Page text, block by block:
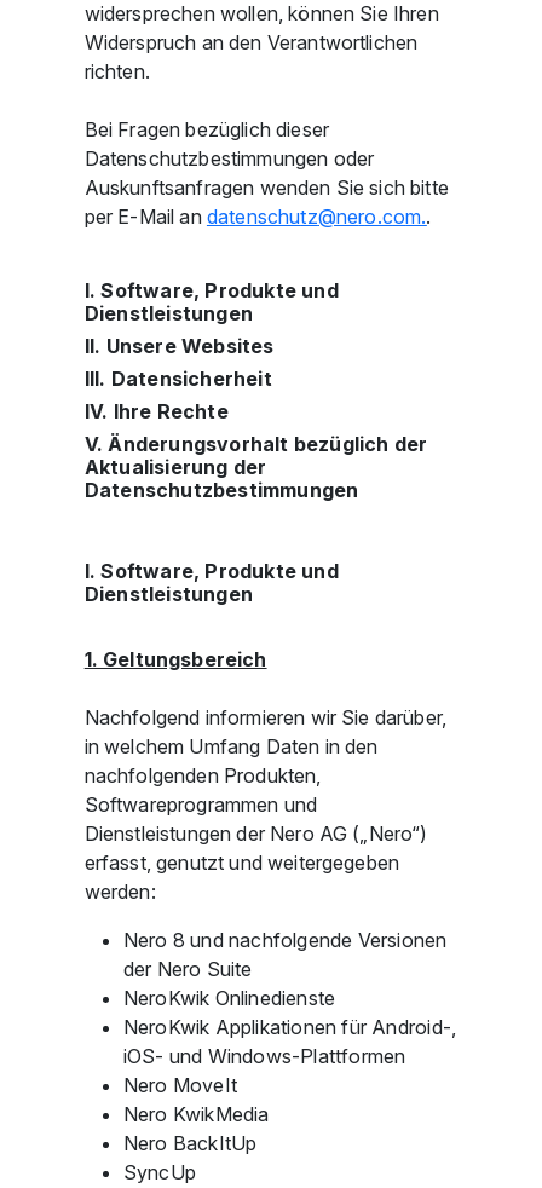
widersprechen wollen, können Sie Ihren
Widerspruch an den Verantwortlichen
richten.
Bei Fragen bezüglich dieser
Datenschutzbestimmungen oder
Auskunftsanfragen wenden Sie sich bitte
per E-Mail an d t nsch tz n r c m .
I. Software, Produkte und
Dienstleistungen
II. Unsere Websites
III. Datensicherheit
IV. Ihre Rechte
V. Änderungsvorhalt bezüglich der
Aktualisierung der
Datenschutzbestimmungen
I. Software, Produkte und
Dienstleistungen
1. Geltungsbereich
Nachfolgend informieren wir Sie darüber,
in welchem Umfang Daten in den
nachfolgenden Produkten,
Softwareprogrammen und
Dienstleistungen der Nero AG („Nero“)
erfasst, genutzt und weitergegeben
werden:
Nero 8 und nachfolgende Versionen
der Nero Suite
NeroKwik Onlinedienste
NeroKwik Applikationen für Android-,
iOS- und Windows-Plattformen
Nero MoveIt
Nero KwikMedia
Nero BackItUp
SyncUp